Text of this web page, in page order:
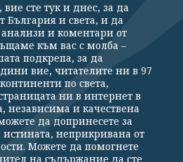
Политика за поверителност
Контакти
За Клуб Z
Подкрепете ни
сте тук и днес, за да
България и света, и да
и коментари от
към вас с молба –
подкрепа, за да
вие, читателите ни в 97
по света,
ни в интернет в
независима и качествена
да допринесете за
неприкривана от
Можете да помогнете
на съдържание да сте